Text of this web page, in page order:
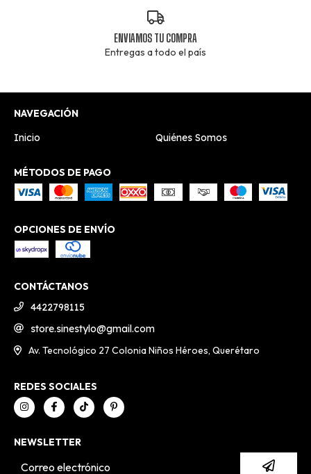
ENVIAMOS TU COMPRA
Entregas a todo el país
NAVEGACIÓN
Inicio
Quiénes Somos
MÉTODOS DE PAGO
OPCIONES DE ENVÍO
CONTÁCTANOS
4422798115
store.sinestylo@gmail.com
Av. Tecnológico 27 Colonia Niños Héroes, Querétaro
REDES SOCIALES
NEWSLETTER